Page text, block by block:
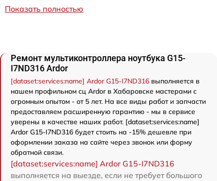
Показать полностью
Ремонт мультиконтроллера ноутбука G15-
I7ND316 Ardor
[dataset:services:name] Ardor G15-I7ND316 выполняется в
нашем профильном сц Ardor в Хабаровске мастерами с
огромным опытом - от 5 лет. На все виды работ и запчасти
предоставляем расширенную гарантию - мы в сервисе
уверены в качестве наших работ. [dataset:services:name]
Ardor G15-I7ND316 будет стоить на -15% дешевле при
оформлении заказа на сайте через звонок или форму
обратной связи.
[dataset:services:name] Ardor G15-I7ND316
выполняется на выезде, если не требует большого